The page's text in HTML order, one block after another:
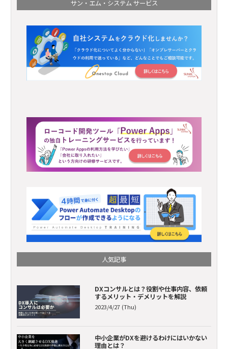
サン・エム・システム サービス
人気記事
DXコンサルとは？役割や仕事内容、依頼
するメリット・デメリットを解説
2023/4/27 (Thu)
中小企業がDXを避けるわけにはいかない
理由とは？